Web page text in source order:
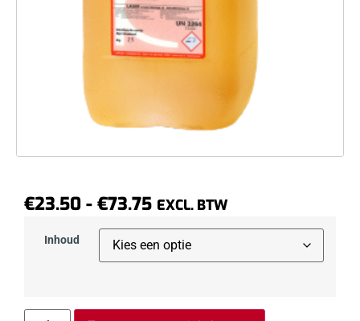
€23.50 - €73.75 EXCL. BTW
Inhoud